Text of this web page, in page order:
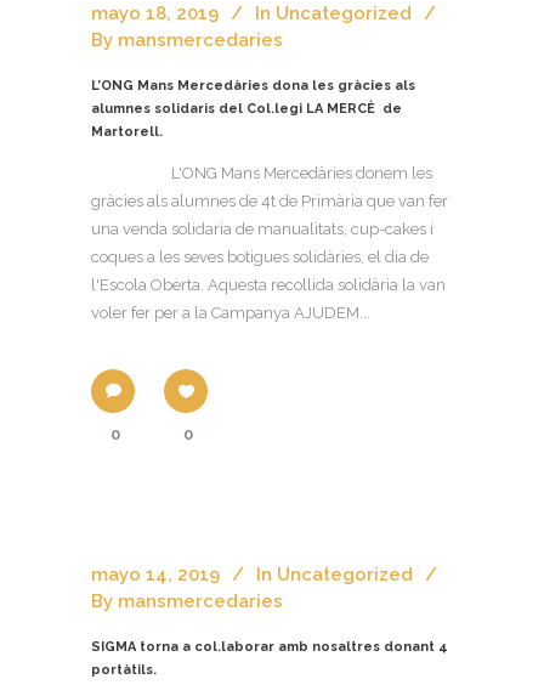
mayo 18, 2019 In Uncategorized
By mansmercedaries
L’ONG Mans Mercedàries dona les gràcies als
alumnes solidaris del Col.legi LA MERCÈ de
Martorell.
L'ONG Mans Mercedàries donem les
gràcies als alumnes de 4t de Primària que van fer
una venda solidaria de manualitats, cup-cakes i
coques a les seves botigues solidàries, el dia de
l'Escola Oberta. Aquesta recollida solidària la van
voler fer per a la Campanya AJUDEM...
0 0
mayo 14, 2019 In Uncategorized
By mansmercedaries
SIGMA torna a col.laborar amb nosaltres donant 4
portàtils.